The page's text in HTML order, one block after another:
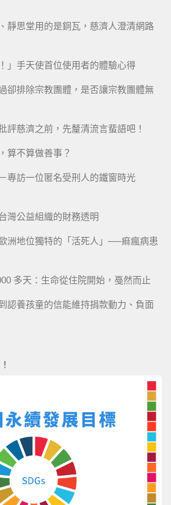
靜思堂用的是銅瓦，慈濟人澄清網路
」手天使首位使用者的體驗心得
卻排除宗教團體，是否讓宗教團體無
評慈濟之前，先釐清流言蜚語吧！
算不算做善事？
專訪一位匿名受刑人的鐵窗時光
灣公益組織的財務透明
洲地位獨特的「活死人」──痲瘋病患
多天：生命從住院開始，戞然而止
認養孩童的信能維持捐款動力、負面